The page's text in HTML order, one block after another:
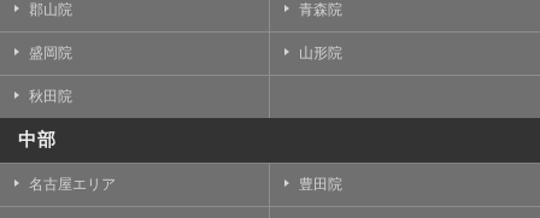
郡山院 青森院
盛岡院 山形院
秋田院
中部
名古屋エリア 豊田院